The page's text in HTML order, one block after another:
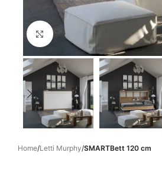
Click to enlarge
Home Letti Murphy SMARTBett 120 cm